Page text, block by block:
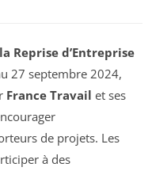
Reprise d’Entreprise
27 septembre 2024,
France Travail et ses
de projets. Les
à des